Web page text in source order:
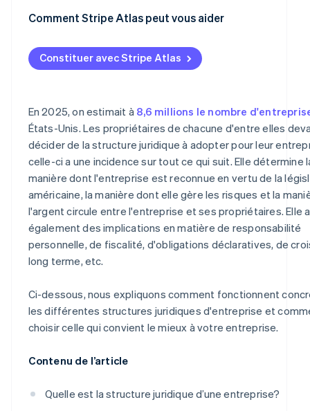
Taxes sur la masse salariale
Comment Stripe Atlas peut vous aider
Accepter des paiements et effectuer des opérations
Achat d’actions dématérialisé par les fondateurs
Déclaration fiscale automatique 83(b)
Documents juridiques d’entreprise de classe mondiale
Une année gratuite d’utilisation de Stripe Payments,
plus 50 000 dollars de crédits et de remises chez nos
partenaires
Constituer avec Stripe Atlas
En 2025, on estimait à 8,6 millions le nombre
États-Unis. Les propriétaires de chacune d'entre elles
décider de la structure juridique à adopter pour leur
celle-ci a une incidence sur tout ce qui suit. Elle détermine
manière dont l'entreprise est reconnue en vertu de la
américaine, la manière dont elle gère les risques et la
l'argent circule entre l'entreprise et ses propriétaires. Elle a
également des implications en matière de responsabilité
personnelle, de fiscalité, d'obligations déclaratives, de
long terme, etc.
Ci-dessous, nous expliquons comment fonctionnent
les différentes structures juridiques d'entreprise et
choisir celle qui convient le mieux à votre entreprise.
Contenu de l’article
Quelle est la structure juridique d’une entreprise?